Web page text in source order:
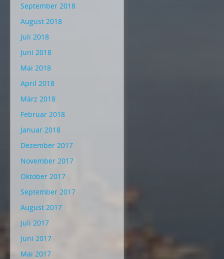
September 2018
August 2018
Juli 2018
Juni 2018
Mai 2018
April 2018
März 2018
Februar 2018
Januar 2018
Dezember 2017
November 2017
Oktober 2017
September 2017
August 2017
Juli 2017
Juni 2017
Mai 2017